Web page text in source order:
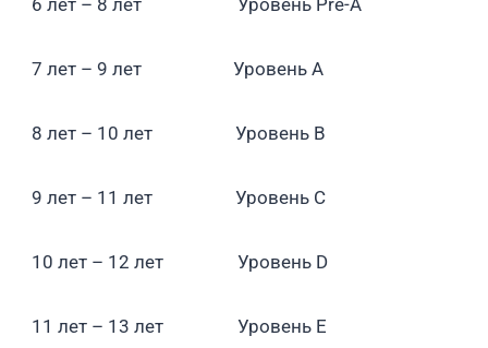
6 лет – 8 лет Уровень Pre-A
7 лет – 9 лет Уровень A
8 лет – 10 лет Уровень B
9 лет – 11 лет Уровень C
10 лет – 12 лет Уровень D
11 лет – 13 лет Уровень E